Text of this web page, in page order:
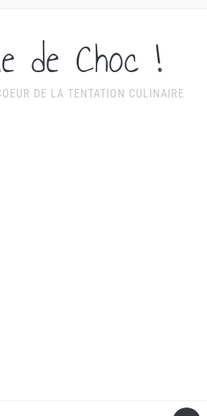
de Choc !
DE LA TENTATION CULINAIRE